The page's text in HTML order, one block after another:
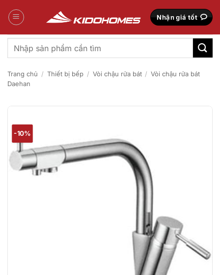
qua
Nhận giá tốt
Tìm
kiếm:
Trang chủ / Thiết bị bếp / Vòi chậu rửa bát / Vòi chậu rửa bát
Daehan
-10%